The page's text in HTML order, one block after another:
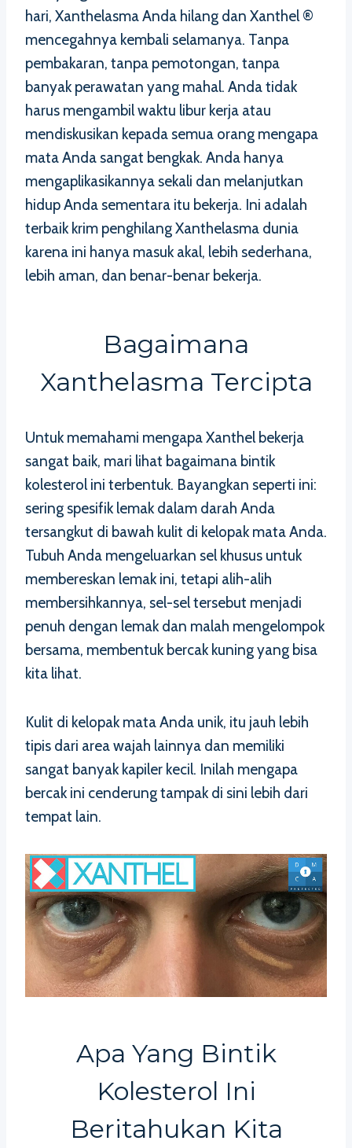
hari, Xanthelasma Anda hilang dan Xanthel ®
mencegahnya kembali selamanya. Tanpa
pembakaran, tanpa pemotongan, tanpa
banyak perawatan yang mahal. Anda tidak
harus mengambil waktu libur kerja atau
mendiskusikan kepada semua orang mengapa
mata Anda sangat bengkak. Anda hanya
mengaplikasikannya sekali dan melanjutkan
hidup Anda sementara itu bekerja. Ini adalah
terbaik krim penghilang Xanthelasma dunia
karena ini hanya masuk akal, lebih sederhana,
lebih aman, dan benar-benar bekerja.
Bagaimana
Xanthelasma Tercipta
Untuk memahami mengapa Xanthel bekerja
sangat baik, mari lihat bagaimana bintik
kolesterol ini terbentuk. Bayangkan seperti ini:
sering spesifik lemak dalam darah Anda
tersangkut di bawah kulit di kelopak mata Anda.
Tubuh Anda mengeluarkan sel khusus untuk
membereskan lemak ini, tetapi alih-alih
membersihkannya, sel-sel tersebut menjadi
penuh dengan lemak dan malah mengelompok
bersama, membentuk bercak kuning yang bisa
kita lihat.
Kulit di kelopak mata Anda unik, itu jauh lebih
tipis dari area wajah lainnya dan memiliki
sangat banyak kapiler kecil. Inilah mengapa
bercak ini cenderung tampak di sini lebih dari
tempat lain.
Apa Yang Bintik
Kolesterol Ini
Beritahukan Kita